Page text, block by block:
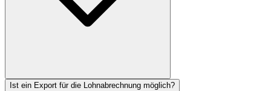
Ist ein Export für die Lohnabrechnung möglich?